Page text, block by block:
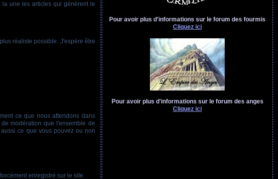
une les articles qui génèrent le
réaliste possible. J'espère être
ce que nous attendons dans
de modération que l'ensemble de
ce que vous pouvez ou non
enregistré sur le site.
Pour avoir plus d'informations sur le forum des fourmis
Cliquez ici
Pour avoir plus d'informations sur le forum des anges
Cliquez ici